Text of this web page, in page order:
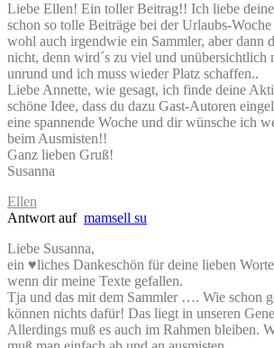
Liebe Ellen! Ein toller Beitrag!! Ich liebe
schon so tolle Beiträge bei der Urlaubs-
wohl auch irgendwie ein Sammler, aber dann
nicht, denn wird´s zu viel und unübersichtlich
unrund und ich muss wieder Platz schaffen..
Liebe Annette, wie gesagt, ich finde deine
schöne Idee, dass du dazu Gast-Autoren
eine spannende Woche und dir wünsche ich
beim Ausmisten!!
Ganz lieben Gruß!
Susanna
Ellen
Antwort auf mamsell su
Liebe Susanna,
ein ♥liches Dankeschön für deine lieben
wenn dir meine Texte gefallen.
Tja und das mit dem Sammler …. Wie schon
können nichts dafür! Das liegt in unseren
Allerdings muß es auch im Rahmen bleiben.